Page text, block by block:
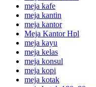
meja kafe
meja kantin
meja kantor
Meja Kantor Hpl
meja kayu
meja kelas
meja konsul
meja kopi
meja kotak